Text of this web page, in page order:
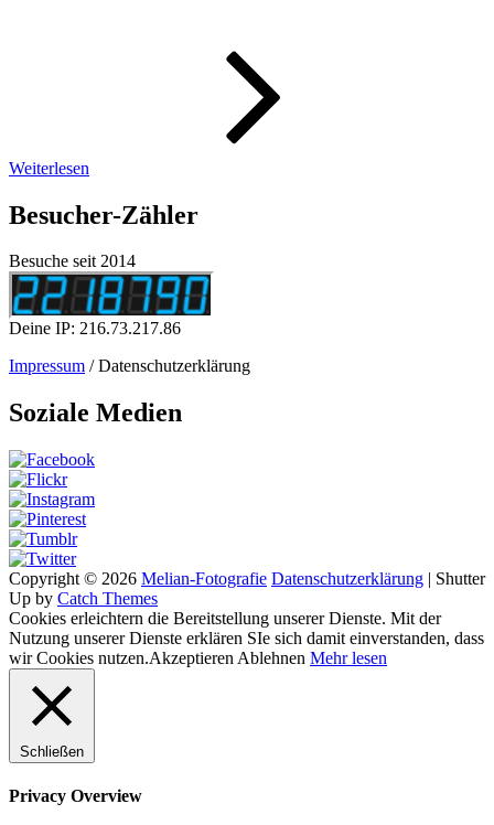
Weiterlesen
Besucher-Zähler
Besuche seit 2014
Deine IP: 216.73.217.86
Impressum / Datenschutzerklärung
Soziale Medien
Copyright © 2026 Melian-Fotografie Datenschutzerklärung | Shutter
Up by Catch Themes
Cookies erleichtern die Bereitstellung unserer Dienste. Mit der
Nutzung unserer Dienste erklären SIe sich damit einverstanden, dass
wir Cookies nutzen.Akzeptieren Ablehnen Mehr lesen
Schließen
Privacy Overview